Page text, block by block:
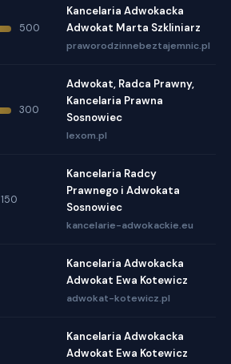
500
Kancelaria Adwokacka
Adwokat Marta Szkliniarz
praworodzinnebeztajemnic.pl
300
Adwokat, Radca Prawny,
Kancelaria Prawna
Sosnowiec
lexom.pl
150
Kancelaria Radcy
Prawnego i Adwokata
Sosnowiec
kancelarie-adwokackie.eu
Kancelaria Adwokacka
Adwokat Ewa Kotewicz
adwokat-kotewicz.pl
Kancelaria Adwokacka
Adwokat Ewa Kotewicz